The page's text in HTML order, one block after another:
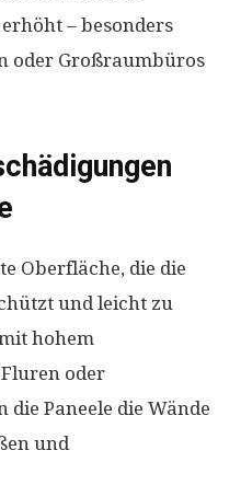
– besonders
oder Großraumbüros
Oberfläche, die die
und leicht zu
hohem
oder
Paneele die Wände
und